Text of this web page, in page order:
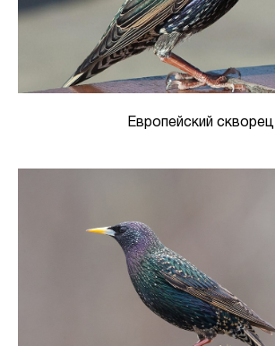
Европейский скворец